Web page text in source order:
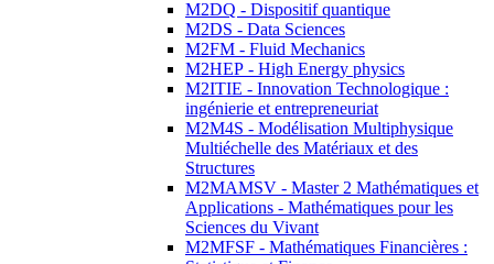
M2DQ - Dispositif quantique
M2DS - Data Sciences
M2FM - Fluid Mechanics
M2HEP - High Energy physics
M2ITIE - Innovation Technologique :
ingénierie et entrepreneuriat
M2M4S - Modélisation Multiphysique
Multiéchelle des Matériaux et des
Structures
M2MAMSV - Master 2 Mathématiques et
Applications - Mathématiques pour les
Sciences du Vivant
M2MFSF - Mathématiques Financières :